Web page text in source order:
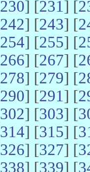
230] [231] [
242] [243] [
254] [255] [
266] [267] [
278] [279] [
290] [291] [
302] [303] [
314] [315] [
326] [327] [
338] [339] [